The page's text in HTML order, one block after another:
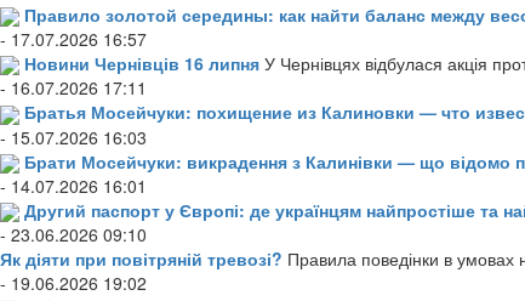
Правило золотой середины: как найти баланс между
- 17.07.2026 16:57
Новини Чернівців 16 липня У Чернівцях відбулася акція
- 16.07.2026 17:11
Братья Мосейчуки: похищение из Калиновки — что
- 15.07.2026 16:03
Брати Мосейчуки: викрадення з Калинівки — що відомо
- 14.07.2026 16:01
Другий паспорт у Європі: де українцям найпростіше та
- 23.06.2026 09:10
Як діяти при повітряній тревозі? Правила поведінки в умовах
- 19.06.2026 19:02